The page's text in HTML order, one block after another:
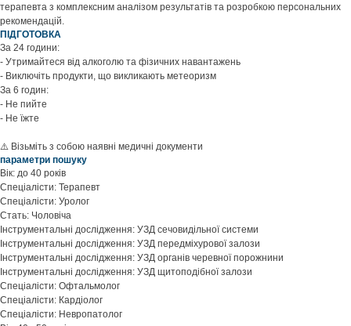
терапевта з комплексним аналізом результатів та розробкою персональних
рекомендацій.
ПІДГОТОВКА
За 24 години:
- Утримайтеся від алкоголю та фізичних навантажень
- Виключіть продукти, що викликають метеоризм
За 6 годин:
- Не пийте
- Не їжте
⚠️ Візьміть з собою наявні медичні документи
параметри пошуку
Вік: до 40 років
Спеціалісти: Терапевт
Спеціалісти: Уролог
Стать: Чоловіча
Інструментальні дослідження: УЗД сечовидільної системи
Інструментальні дослідження: УЗД передміхурової залози
Інструментальні дослідження: УЗД органів черевної порожнини
Інструментальні дослідження: УЗД щитоподібної залози
Спеціалісти: Офтальмолог
Спеціалісти: Кардіолог
Спеціалісти: Невропатолог